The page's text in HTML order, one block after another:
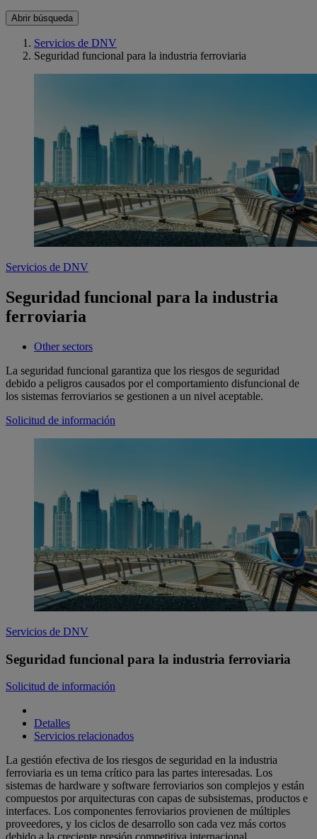
Abrir búsqueda
Servicios de DNV
Seguridad funcional para la industria ferroviaria
Servicios de DNV
Seguridad funcional para la industria
ferroviaria
Other sectors
La seguridad funcional garantiza que los riesgos de seguridad
debido a peligros causados por el comportamiento disfuncional de
los sistemas ferroviarios se gestionen a un nivel aceptable.
Solicitud de información
Servicios de DNV
Seguridad funcional para la industria ferroviaria
Solicitud de información
Detalles
Servicios relacionados
La gestión efectiva de los riesgos de seguridad en la industria
ferroviaria es un tema crítico para las partes interesadas. Los
sistemas de hardware y software ferroviarios son complejos y están
compuestos por arquitecturas con capas de subsistemas, productos e
interfaces. Los componentes ferroviarios provienen de múltiples
proveedores, y los ciclos de desarrollo son cada vez más cortos